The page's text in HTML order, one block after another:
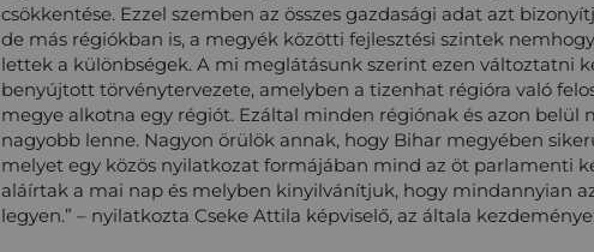
csökkentése. Ezzel szemben az összes gazdasági adat azt
de más régiókban is, a megyék közötti fejlesztési szintek
lettek a különbségek. A mi meglátásunk szerint ezen változtatni
benyújtott törvénytervezete, amelyben a tizenhat régióra való
megye alkotna egy régiót. Ezáltal minden régiónak és azon belül
nagyobb lenne. Nagyon örülök annak, hogy Bihar megyében
melyet egy közös nyilatkozat formájában mind az öt parlamenti
aláírtak a mai nap és melyben kinyilvánítjuk, hogy mindannyian
legyen.” – nyilatkozta Cseke Attila képviselő, az általa